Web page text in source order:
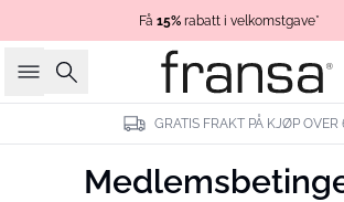
Få 15% rabatt i velkomstgave*
Søk
GRATIS FRAKT PÅ KJØP OVER